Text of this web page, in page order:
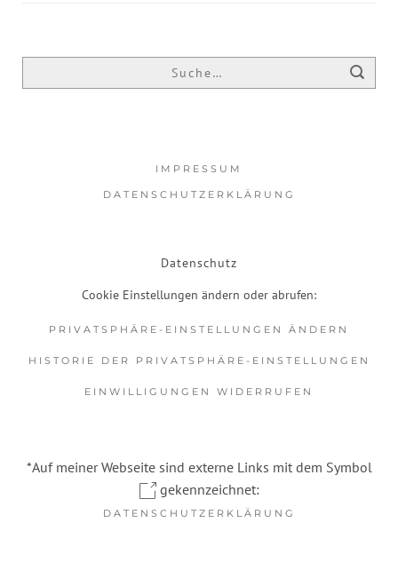
IMPRESSUM
DATENSCHUTZERKLÄRUNG
Datenschutz
Cookie Einstellungen ändern oder abrufen:
PRIVATSPHÄRE-EINSTELLUNGEN ÄNDERN
HISTORIE DER PRIVATSPHÄRE-EINSTELLUNGEN
EINWILLIGUNGEN WIDERRUFEN
*Auf meiner Webseite sind externe Links mit dem Symbol
gekennzeichnet:
DATENSCHUTZERKLÄRUNG